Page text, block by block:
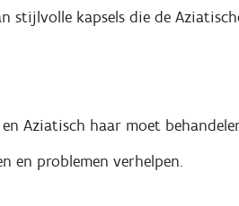
stijlvolle kapsels die de
Aziatisch haar moet
en problemen verhelpen.